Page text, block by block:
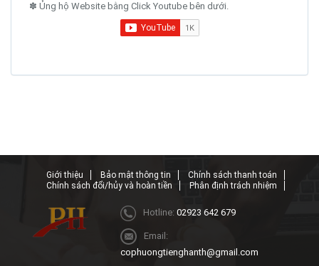
✽ Ủng hộ Website bằng Click Youtube bên dưới.
Giới thiệu Bảo mật thông tin
Chính sách thanh toán
Chính sách đổi/hủy và hoàn tiền
Phân định trách nhiệm
Hotline: 02923 642 679
Email:
cophuongtienghanth@gmail.com